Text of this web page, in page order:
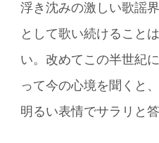
浮き沈みの激しい歌謡
として歌い続けること
い。改めてこの半世紀
って今の心境を聞くと
明るい表情でサラリと